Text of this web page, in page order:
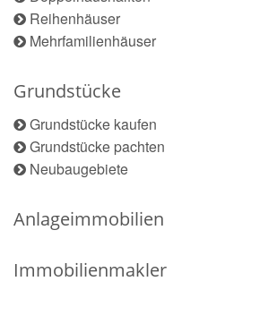
Reihenhäuser
Mehrfamilienhäuser
Grundstücke
Grundstücke kaufen
Grundstücke pachten
Neubaugebiete
Anlageimmobilien
Immobilienmakler